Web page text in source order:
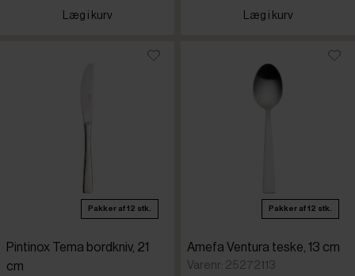
Læg i kurv
Læg i kurv
Pakker af 12 stk.
Pintinox Tema bordkniv, 21
cm
Pakker af 12 stk.
Amefa Ventura teske, 13 cm
Varenr: 25272113